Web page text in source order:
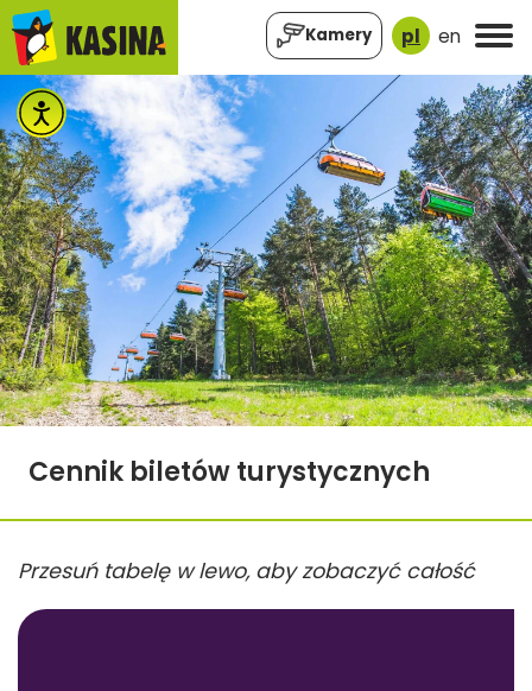
Kamery pl en
Cennik biletów turystycznych